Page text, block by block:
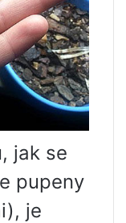
jak se
pupeny
je